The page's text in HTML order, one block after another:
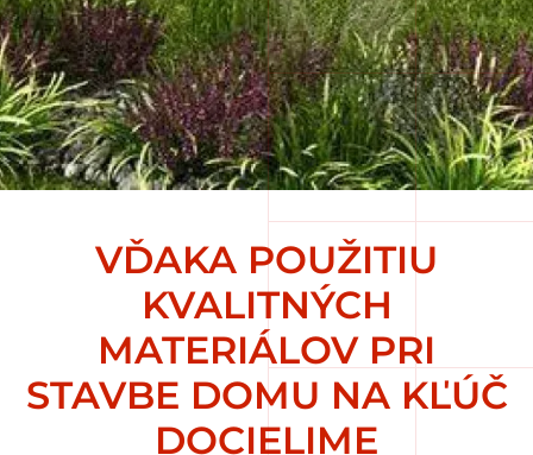
VĎAKA POUŽITIU
KVALITNÝCH
MATERIÁLOV PRI
STAVBE DOMU NA KĽÚČ
DOCIELIME